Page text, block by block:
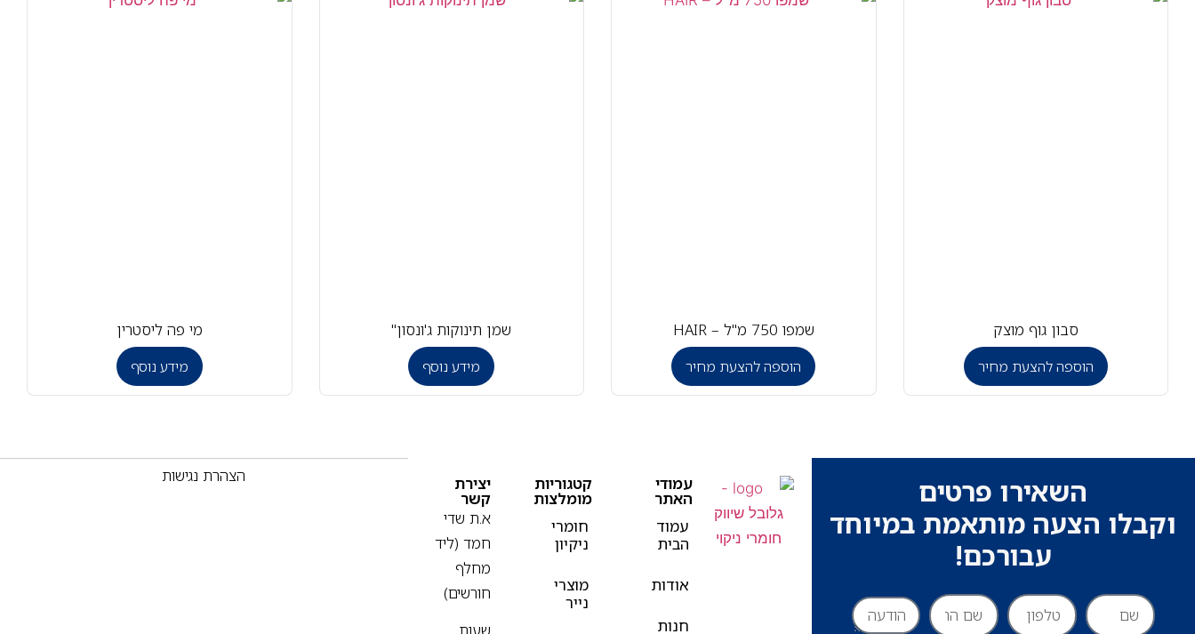
סבון גוף מוצק
הוספה להצעת מחיר
שמפו 750 מ"ל – HAIR
הוספה להצעת מחיר
שמן תינוקות ג'ונסון"
מידע נוסף
מי פה ליסטרין
מידע נוסף
השאירו פרטים
וקבלו הצעה מותאמת במיוחד
עבורכם!
עמודי
האתר
עמוד
הבית
אודות
חנות
קטגוריות
מומלצות
חומרי
ניקיון
מוצרי
נייר
יצירת
קשר
א.ת שדי
חמד (ליד
מחלף
חורשים)
הצהרת נגישות